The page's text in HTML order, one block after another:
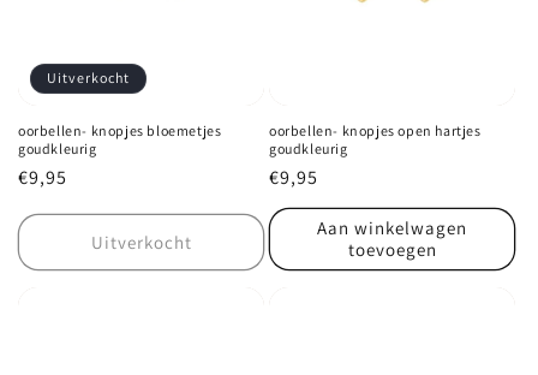
Uitverkocht
oorbellen- knopjes bloemetjes
goudkleurig
Normale
€9,95
Uitverkocht
oorbellen- knopjes open hartjes
goudkleurig
Normale
prijs
€9,95
Aan winkelwagen
toevoegen